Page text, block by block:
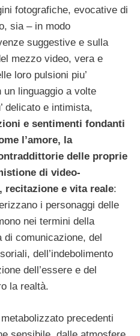
fotografiche, evocative di
sia – in modo
suggestive e sulla
mezzo video, vera e
loro pulsioni piu’
un linguaggio a volte
delicato e intimista,
e sentimenti fondanti
l’amore, la
delle proprie
di video-
recitazione e vita reale:
i personaggi delle
nei termini della
di comunicazione, del
dell’indebolimento
dell’essere e del
la realtà.
precedenti